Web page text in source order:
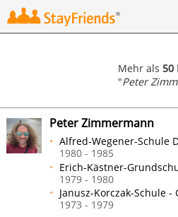
Suchen
Mehr als 50
"Peter
Peter Zimmermann
Alfred-Wegener-Schule
1980 - 1985
Erich-Kästner-
1979 - 1980
Janusz-Korczak-Schule
1973 - 1979